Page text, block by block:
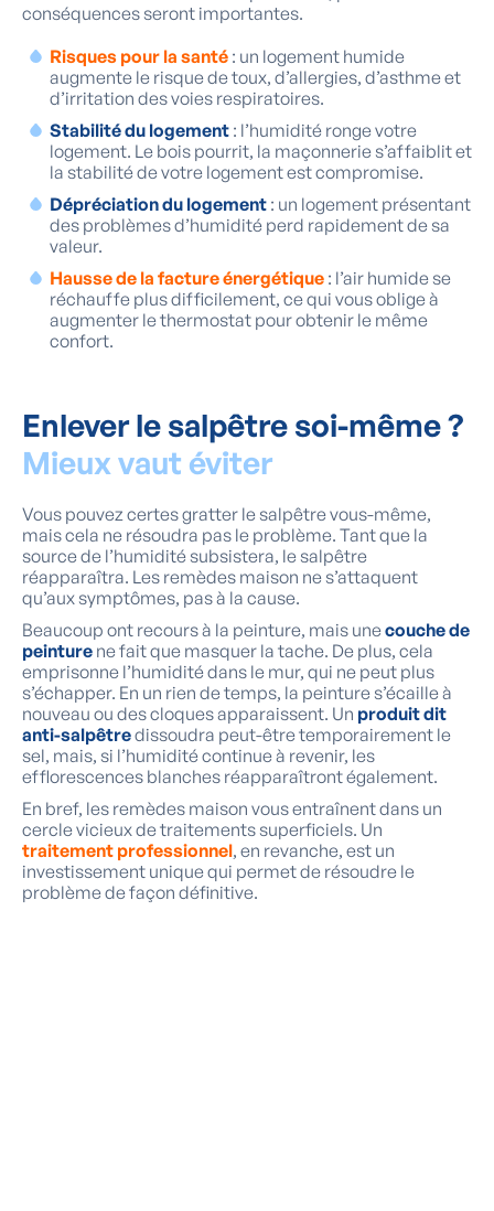
conséquences seront importantes.
Risques pour la santé : un logement humide
augmente le risque de toux, d’allergies, d’asthme et
d’irritation des voies respiratoires.
Stabilité du logement : l’humidité ronge votre
logement. Le bois pourrit, la maçonnerie s’affaiblit et
la stabilité de votre logement est compromise.
Dépréciation du logement : un logement présentant
des problèmes d’humidité perd rapidement de sa
valeur.
Hausse de la facture énergétique : l’air humide se
réchauffe plus difficilement, ce qui vous oblige à
augmenter le thermostat pour obtenir le même
confort.
Enlever le salpêtre soi-même ?
Mieux vaut éviter
Vous pouvez certes gratter le salpêtre vous-même,
mais cela ne résoudra pas le problème. Tant que la
source de l’humidité subsistera, le salpêtre
réapparaîtra. Les remèdes maison ne s’attaquent
qu’aux symptômes, pas à la cause.
Beaucoup ont recours à la peinture, mais unecouche de
peinture ne fait que masquer la tache. De plus, cela
emprisonne l’humidité dans le mur, qui ne peut plus
s’échapper. En un rien de temps, la peinture s’écaille à
nouveau ou des cloques apparaissent. Un produit dit
anti-salpêtredissoudra peut-être temporairement le
sel, mais, si l’humidité continue à revenir, les
efflorescences blanches réapparaîtront également.
En bref, les remèdes maison vous entraînent dans un
cercle vicieux de traitements superficiels. Un
traitement professionnel, en revanche, est un
investissement unique qui permet de résoudre le
problème de façon définitive.